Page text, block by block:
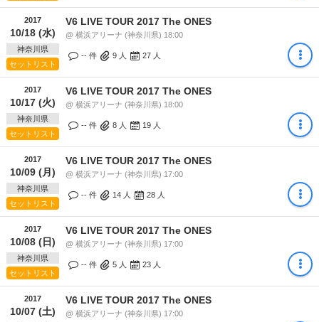
2017
10/18 (水)
神奈川県
セットリスト
V6 LIVE TOUR 2017 The ONES
@ 横浜アリーナ (神奈川県) 18:00
-- 件 9 人 27 人
2017
10/17 (火)
神奈川県
セットリスト
V6 LIVE TOUR 2017 The ONES
@ 横浜アリーナ (神奈川県) 18:00
-- 件 8 人 19 人
2017
10/09 (月)
神奈川県
セットリスト
V6 LIVE TOUR 2017 The ONES
@ 横浜アリーナ (神奈川県) 17:00
-- 件 14 人 28 人
2017
10/08 (日)
神奈川県
セットリスト
V6 LIVE TOUR 2017 The ONES
@ 横浜アリーナ (神奈川県) 17:00
-- 件 5 人 23 人
2017
10/07 (土)
V6 LIVE TOUR 2017 The ONES
@ 横浜アリーナ (神奈川県) 17:00